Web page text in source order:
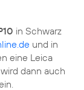
in Schwarz
und in
eine Leica
dann auch